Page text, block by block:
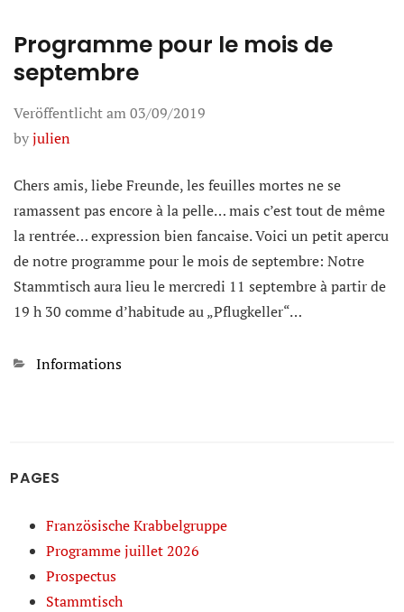
Programme pour le mois de
septembre
Veröffentlicht am03/09/2019
byjulien
Chers amis, liebe Freunde, les feuilles mortes ne se
ramassent pas encore à la pelle… mais c’est tout de même
la rentrée… expression bien fancaise. Voici un petit apercu
de notre programme pour le mois de septembre: Notre
Stammtisch aura lieu le mercredi 11 septembre à partir de
19 h 30 comme d’habitude au „Pflugkeller“…
Kategorien
Informations
PAGES
Französische Krabbelgruppe
Programme juillet 2026
Prospectus
Stammtisch